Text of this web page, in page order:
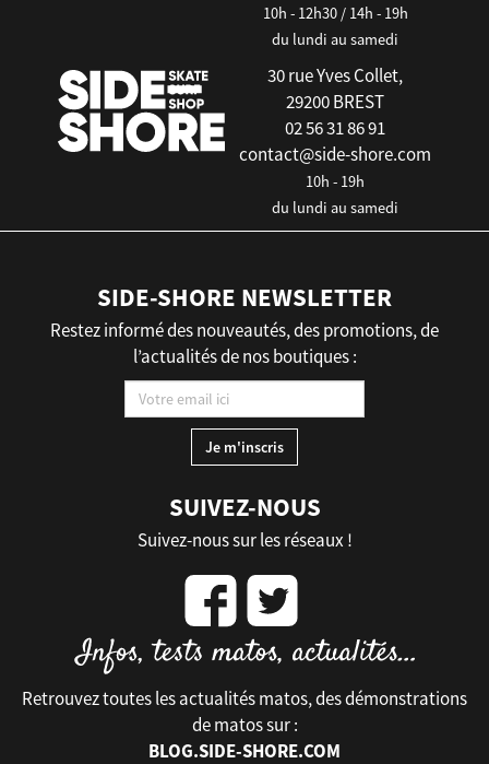
10h - 12h30 / 14h - 19h
du lundi au samedi
30 rue Yves Collet,
29200 BREST
02 56 31 86 91
contact@side-shore.com
10h - 19h
du lundi au samedi
SIDE-SHORE NEWSLETTER
Restez informé des nouveautés, des promotions, de
l’actualités de nos boutiques :
SUIVEZ-NOUS
Suivez-nous sur les réseaux !
Retrouvez toutes les actualités matos, des démonstrations
de matos sur :
BLOG.SIDE-SHORE.COM